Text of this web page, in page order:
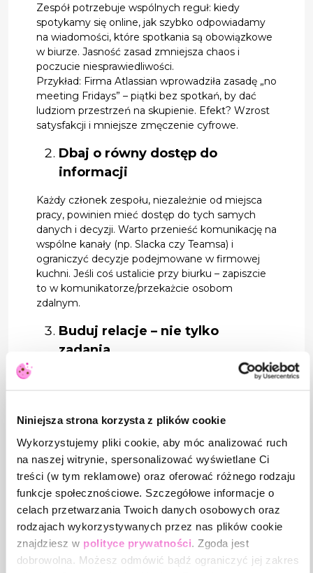
Niniejsza strona korzysta z plików cookie
Wykorzystujemy pliki cookie, aby móc analizować ruch
na naszej witrynie, spersonalizować wyświetlane Ci
treści (w tym reklamowe) oraz oferować różnego rodzaju
funkcje społecznościowe. Szczegółowe informacje o
celach przetwarzania Twoich danych osobowych oraz
rodzajach wykorzystywanych przez nas plików cookie
znajdziesz w polityce prywatności . Zgoda jest
dobrowolna. Możesz odmówić bądź ograniczyć jej zakres
Zespół potrzebuje wspólnych reguł: kiedy
spotykamy się online, jak szybko odpowiadamy
na wiadomości, które spotkania są obowiązkowe
w biurze. Jasność zasad zmniejsza chaos i
poczucie niesprawiedliwości.
Przykład: Firma Atlassian wprowadziła zasadę „no
meeting Fridays” – piątki bez spotkań, by dać
ludziom przestrzeń na skupienie. Efekt? Wzrost
satysfakcji i mniejsze zmęczenie cyfrowe.
Dbaj o równy dostęp do
informacji
Każdy członek zespołu, niezależnie od miejsca
pracy, powinien mieć dostęp do tych samych
danych i decyzji. Warto przenieść komunikację na
wspólne kanały (np. Slacka czy Teamsa) i
ograniczyć decyzje podejmowane w firmowej
kuchni. Jeśli coś ustalicie przy biurku – zapiszcie
to w komunikatorze/przekażcie osobom
zdalnym.
Buduj relacje – nie tylko
zadania
Hybryda wymaga celowego budowania więzi.
zespołowe”, gdzie nie rozmawia się o pracy.
Dobrym pomysłem są też wyjazdy integracyjne
2–3 razy w roku – wspólne doświadczenia potrafią
zdziałać więcej niż dziesiątki spotkań online.
Chwal i doceniaj – często i
konkretnie
W pracy zdalnej łatwiej przegapić wysiłek ludzi.
Dlatego lider powinien świadomie zauważać
sukcesy – nawet drobne. Słowa uznania w